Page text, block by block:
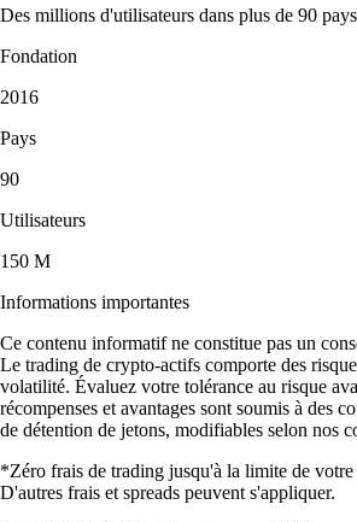
Des millions d'utilisateurs dans plus de 90 pays
Fondation
2016
Pays
90
Utilisateurs
150 M
Informations importantes
Ce contenu informatif ne constitue pas un
Le trading de crypto-actifs comporte des
volatilité. Évaluez votre tolérance au risque
récompenses et avantages sont soumis à des
de détention de jetons, modifiables selon nos
*Zéro frais de trading jusqu'à la limite de
D'autres frais et spreads peuvent s'appliquer.